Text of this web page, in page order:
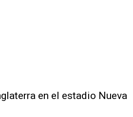
en ⁠el estadio Nueva